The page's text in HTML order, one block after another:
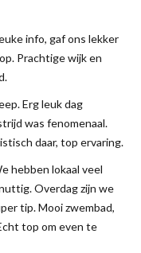
info, gaf ons lekker
Prachtige wijk en
Erg leuk dag
was fenomenaal.
daar, top ervaring.
hebben lokaal veel
Overdag zijn we
tip. Mooi zwembad,
top om even te